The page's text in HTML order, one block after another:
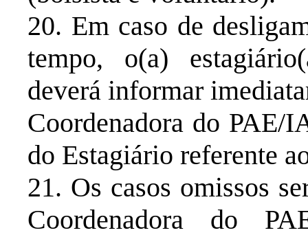
20. Em caso de
tempo, o(a)
deverá informar
Coordenadora do PAE/
do Estagiário referente
21. Os casos omissos
Coordenadora do